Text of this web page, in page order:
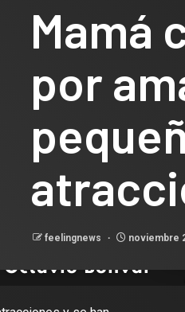
Mamá
por
feelingnews noviembre